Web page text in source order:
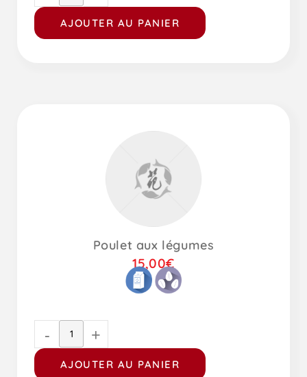
AJOUTER AU PANIER
Poulet aux légumes
15,00€
- +
AJOUTER AU PANIER